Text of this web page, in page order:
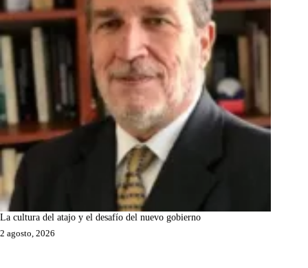
La cultura del atajo y el desafío del nuevo gobierno
2 agosto, 2026